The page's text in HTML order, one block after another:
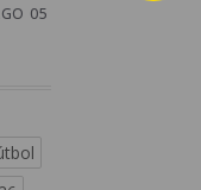
05